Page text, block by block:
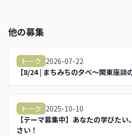
他の募集
トーク 2026-07-22
【8/24 | まちみちの夕べ～関東座談
トーク 2025-10-10
【テーマ募集中】あなたの学びた
さい！